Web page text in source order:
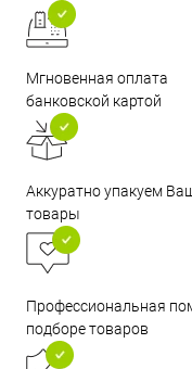
Мгновенная оплата
банковской картой
Аккуратно упакуем
товары
Профессиональная
подборе товаров